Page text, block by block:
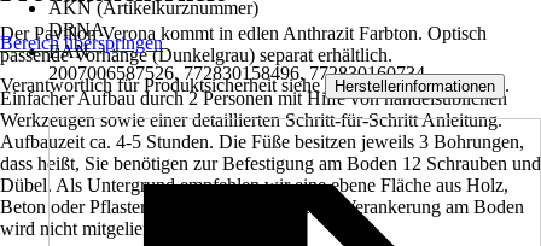
AKN (Artikelkurznummer)
DRNA
EAN
2007006587526, 772830158496, 772830160734
Der Pavillon Verona kommt in edlen Anthrazit Farbton. Optisch
passende Vorhänge (Dunkelgrau) separat erhältlich.
Einfacher Aufbau durch 2 Personen mit Hilfe von handelsüblichen
Werkzeugen sowie einer detaillierten Schritt-für-Schritt Anleitung.
Aufbauzeit ca. 4-5 Stunden. Die Füße besitzen jeweils 3 Bohrungen,
dass heißt, Sie benötigen zur Befestigung am Boden 12 Schrauben und
Dübel. Als Untergrund empfehlen wir eine ebene Fläche aus Holz,
Beton oder Pflastersteinen. Schraubenkit zur Verankerung am Boden
wird nicht mitgeliefert.
Bereich überspringen
Verantwortlich für Produktsicherheit siehe Herstellerinformationen .